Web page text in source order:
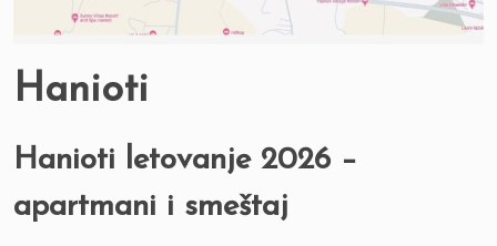
Hanioti
Hanioti letovanje 2026 –
apartmani i smeštaj